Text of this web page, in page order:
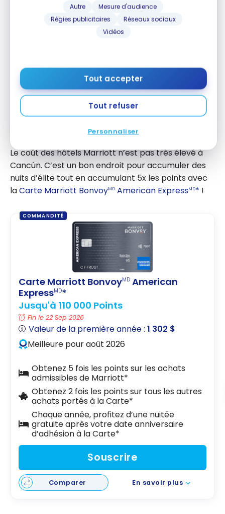
Autre
Mesure d'audience
Régies publicitaires
Réseaux sociaux
Vidéos
Tout accepter
Tout refuser
Personnaliser
Une autre option consiste à prendre un
un taxi partagé, à partir d’une ville voisine
abordable comme Valladolid (30-40 minutes du
Valladolid est unPueblo Mágico(ville magique) et
un endroit très accueillant. Il y a également un
cenoteau cœur de la ville qui est idéal pour se
détendre et y sauter ! Les autobus ADO et Oriente
vous permettent de vous rendre de Valladolid à
Le coût des hôtels Marriott n’est pas très élevé à
Cancún. C’est un bon endroit pour accumuler des
nuits d’élite tout en accumulant 5x les points avec
laCarte Marriott BonvoyMD American ExpressMD* !
COMMANDITÉ
Carte Marriott BonvoyMD American
ExpressMD*
Jusqu'à 110 000 Points
Fin le 22 Sep 2026
Valeur de la première année :1 302 $
Meilleure pour août 2026
Obtenez 5 fois les points sur les achats
admissibles de Marriott*
Obtenez 2 fois les points sur tous les autres
achats portés à la Carte*
Chaque année, profitez d’une nuitée
gratuite après votre date anniversaire
d’adhésion à la Carte*
Souscrire
Comparer En savoir plus